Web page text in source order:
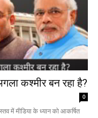
कश्मीर बन रहा है?
0
में मीडिया के ध्यान को आकर्षित